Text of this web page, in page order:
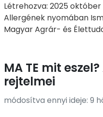
Létrehozva: 2025 október
Allergének nyomában
Magyar Agrár- és
MA TE mit
rejtelmei
módosítva ennyi ideje: 9